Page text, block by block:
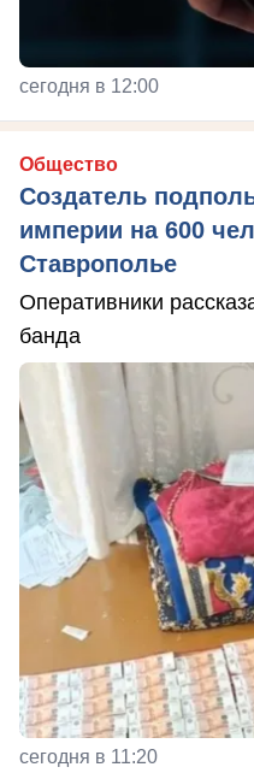
сегодня в 12:00
Общество
Создатель
империи на 600
Ставрополье
Оперативники
банда
сегодня в 11:20